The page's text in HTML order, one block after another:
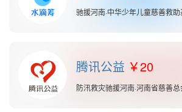
驰援河南·中华少年儿童慈善救
腾讯公益 20
防汛救灾驰援河南·河南省慈善总